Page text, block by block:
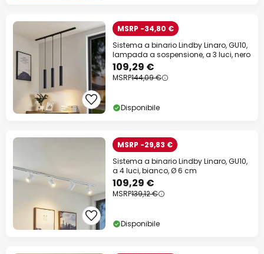
MSRP -34,80 €
Sistema a binario Lindby Linaro, GU10,
lampada a sospensione, a 3 luci, nero
109,29 €
MSRP144,09 €
Disponibile
MSRP -29,83 €
Sistema a binario Lindby Linaro, GU10,
a 4 luci, bianco, Ø 6 cm
109,29 €
MSRP139,12 €
Disponibile